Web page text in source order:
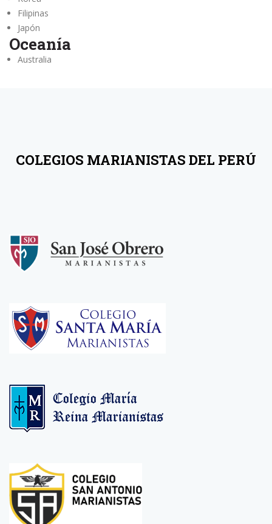
Filipinas
Japón
Oceanía
Australia
COLEGIOS MARIANISTAS DEL PERÚ